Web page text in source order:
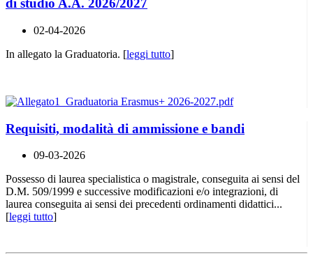
di studio A.A. 2026/2027
02-04-2026
In allegato la Graduatoria. [leggi tutto]
Requisiti, modalità di ammissione e bandi
09-03-2026
Possesso di laurea specialistica o magistrale, conseguita ai sensi del
D.M. 509/1999 e successive modificazioni e/o integrazioni, di
laurea conseguita ai sensi dei precedenti ordinamenti didattici...
[leggi tutto]